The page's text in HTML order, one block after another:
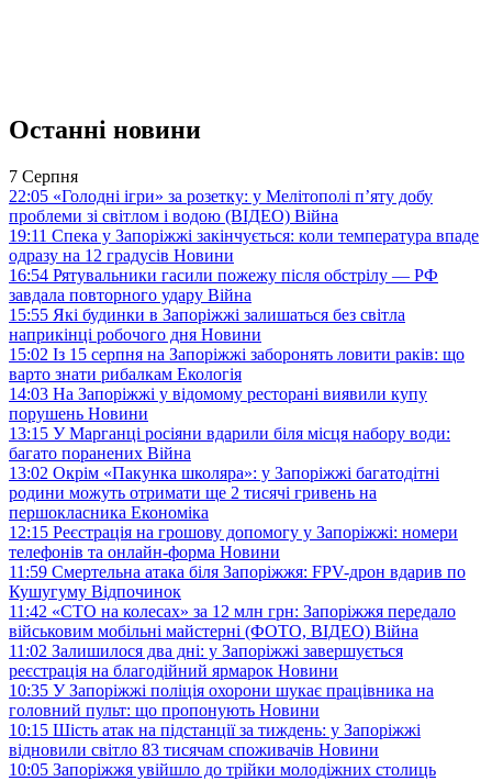
Останні новини
7 Серпня
22:05 «Голодні ігри» за розетку: у Мелітополі п’яту добу
проблеми зі світлом і водою (ВІДЕО) Війна
19:11 Спека у Запоріжжі закінчується: коли температура впаде
одразу на 12 градусів Новини
16:54 Рятувальники гасили пожежу після обстрілу — РФ
завдала повторного удару Війна
15:55 Які будинки в Запоріжжі залишаться без світла
наприкінці робочого дня Новини
15:02 Із 15 серпня на Запоріжжі заборонять ловити раків: що
варто знати рибалкам Екологія
14:03 На Запоріжжі у відомому ресторані виявили купу
порушень Новини
13:15 У Марганці росіяни вдарили біля місця набору води:
багато поранених Війна
13:02 Окрім «Пакунка школяра»: у Запоріжжі багатодітні
родини можуть отримати ще 2 тисячі гривень на
першокласника Економіка
12:15 Реєстрація на грошову допомогу у Запоріжжі: номери
телефонів та онлайн-форма Новини
11:59 Смертельна атака біля Запоріжжя: FPV-дрон вдарив по
Кушугуму Відпочинок
11:42 «СТО на колесах» за 12 млн грн: Запоріжжя передало
військовим мобільні майстерні (ФОТО, ВІДЕО) Війна
11:02 Залишилося два дні: у Запоріжжі завершується
реєстрація на благодійний ярмарок Новини
10:35 У Запоріжжі поліція охорони шукає працівника на
головний пульт: що пропонують Новини
10:15 Шість атак на підстанції за тиждень: у Запоріжжі
відновили світло 83 тисячам споживачів Новини
10:05 Запоріжжя увійшло до трійки молодіжних столиць